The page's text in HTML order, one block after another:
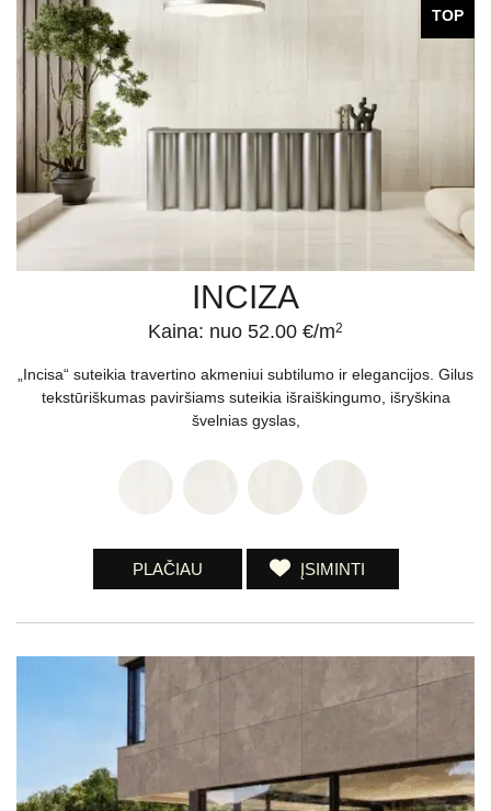
TOP
INCIZA
Kaina: nuo 52.00 €/m2
„Incisa“ suteikia travertino akmeniui subtilumo ir elegancijos. Gilus
tekstūriškumas paviršiams suteikia išraiškingumo, išryškina
švelnias gyslas,
PLAČIAU ĮSIMINTI